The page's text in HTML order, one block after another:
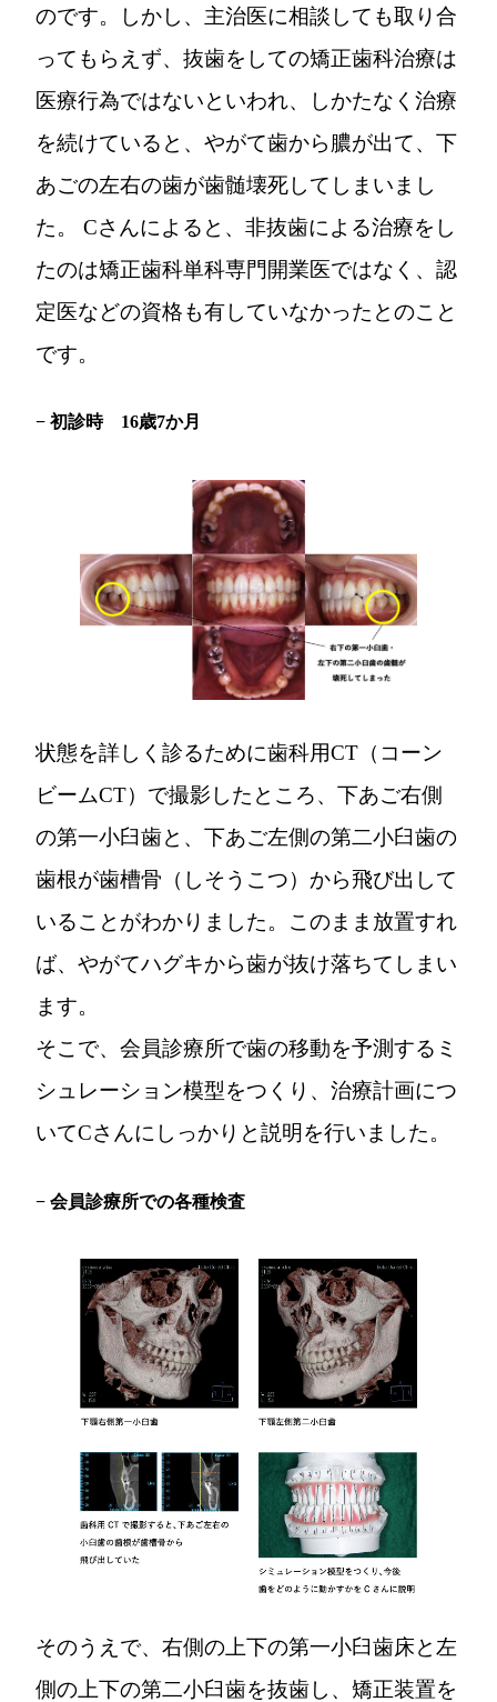
のです。しかし、主治医に相談しても取り合
ってもらえず、抜歯をしての矯正歯科治療は
医療行為ではないといわれ、しかたなく治療
を続けていると、やがて歯から膿が出て、下
あごの左右の歯が歯髄壊死してしまいまし
た。 Cさんによると、非抜歯による治療をし
たのは矯正歯科単科専門開業医ではなく、認
定医などの資格も有していなかったとのこと
です。
− 初診時 16歳7か月
状態を詳しく診るために歯科用CT（コーン
ビームCT）で撮影したところ、下あご右側
の第一小臼歯と、下あご左側の第二小臼歯の
歯根が歯槽骨（しそうこつ）から飛び出して
いることがわかりました。このまま放置すれ
ば、やがてハグキから歯が抜け落ちてしまい
ます。
そこで、会員診療所で歯の移動を予測するミ
シュレーション模型をつくり、治療計画につ
いてCさんにしっかりと説明を行いました。
− 会員診療所での各種検査
そのうえで、右側の上下の第一小臼歯床と左
側の上下の第二小臼歯を抜歯し、矯正装置を